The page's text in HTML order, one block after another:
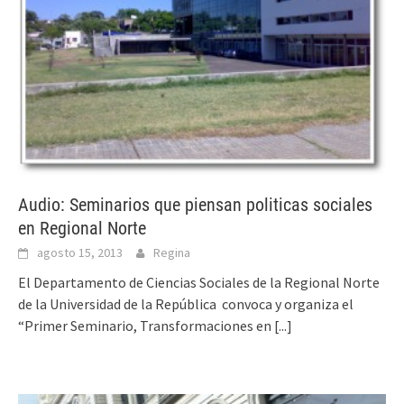
Audio: Seminarios que piensan politicas sociales
en Regional Norte
agosto 15, 2013 Regina
El Departamento de Ciencias Sociales de la Regional Norte
de la Universidad de la República convoca y organiza el
“Primer Seminario, Transformaciones en [...]